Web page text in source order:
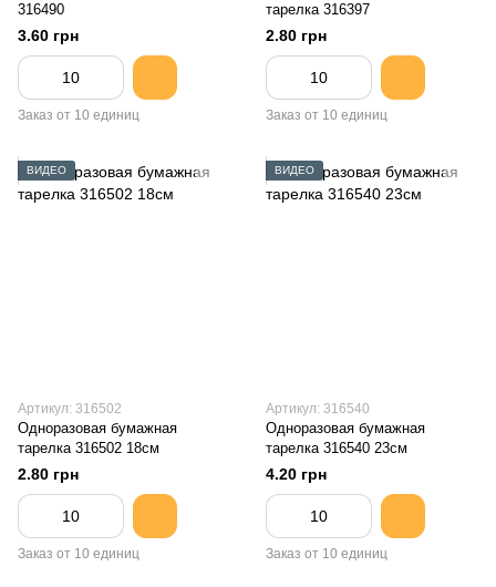
316490
3.60 грн
Заказ от 10 единиц
тарелка 316397
2.80 грн
Заказ от 10 единиц
ВИДЕО
Артикул: 316502
Одноразовая бумажная
тарелка 316502 18см
2.80 грн
Заказ от 10 единиц
ВИДЕО
Артикул: 316540
Одноразовая бумажная
тарелка 316540 23см
4.20 грн
Заказ от 10 единиц